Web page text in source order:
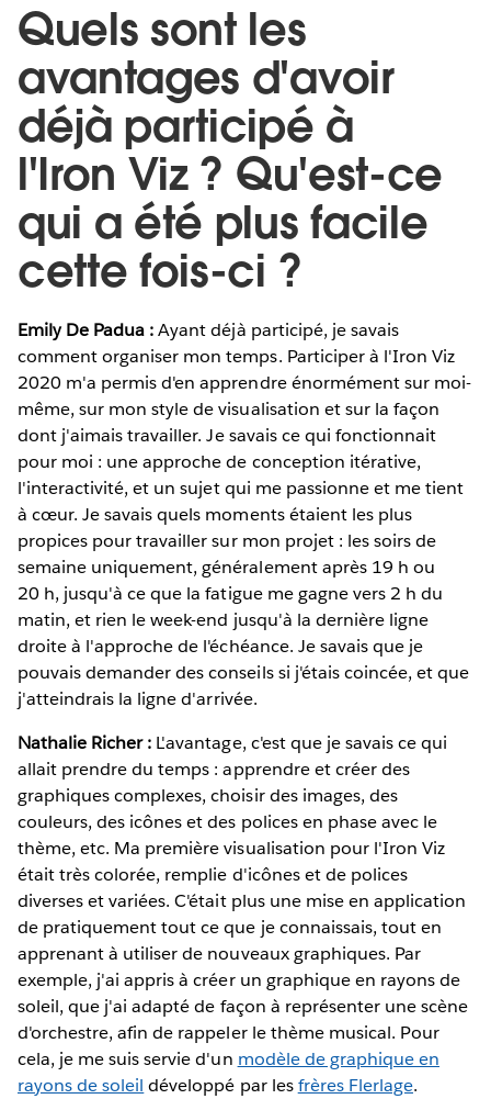
Quels sont les
avantages d'avoir
déjà participé à
l'Iron Viz ? Qu'est-ce
qui a été plus facile
cette fois-ci ?
Emily De Padua :Ayant déjà participé, je savais
comment organiser mon temps. Participer à l'Iron Viz
2020 m'a permis d'en apprendre énormément sur moi-
même, sur mon style de visualisation et sur la façon
dont j'aimais travailler. Je savais ce qui fonctionnait
pour moi : une approche de conception itérative,
l'interactivité, et un sujet qui me passionne et me tient
à cœur. Je savais quels moments étaient les plus
propices pour travailler sur mon projet : les soirs de
semaine uniquement, généralement après 19 h ou
20 h, jusqu'à ce que la fatigue me gagne vers 2 h du
matin, et rien le week-end jusqu'à la dernière ligne
droite à l'approche de l'échéance. Je savais que je
pouvais demander des conseils si j'étais coincée, et que
j'atteindrais la ligne d'arrivée.
Nathalie Richer : L'avantage, c'est que je savais ce qui
allait prendre du temps : apprendre et créer des
graphiques complexes, choisir des images, des
couleurs, des icônes et des polices en phase avec le
thème, etc. Ma première visualisation pour l'Iron Viz
était très colorée, remplie d'icônes et de polices
diverses et variées. C'était plus une mise en application
de pratiquement tout ce que je connaissais, tout en
apprenant à utiliser de nouveaux graphiques. Par
exemple, j'ai appris à créer un graphique en rayons de
soleil, que j'ai adapté de façon à représenter une scène
d'orchestre, afin de rappeler le thème musical. Pour
cela, je me suis servie d'un modèle de graphique en
rayons de soleil développé par lesfrères Flerlage.